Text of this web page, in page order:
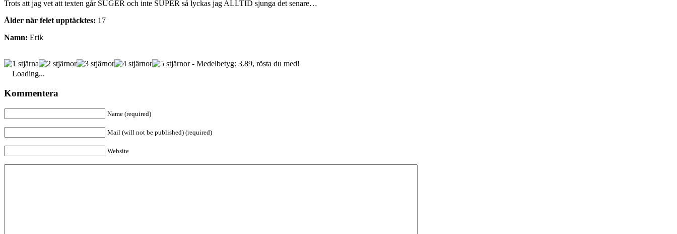
Trots att jag vet att texten går SUGER och inte SUPER så lyckas jag ALLTID sjunga det senare…
Ålder när felet upptäcktes: 17
Namn: Erik
- Medelbetyg: 3.89, rösta du med!
Loading...
Kommentera
Name (required)
Mail (will not be published) (required)
Website